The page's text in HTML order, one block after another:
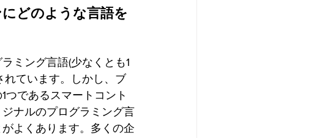
どのような言語を
ミング言語(少なくとも1
れています。しかし、ブ
つであるスマートコント
ナルのプログラミング言
よくあります。多くの企